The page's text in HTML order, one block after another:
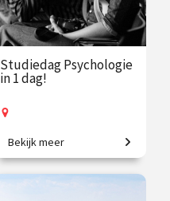
Studiedag Psychologie
in 1 dag!
Voor nieuwsgierige denkers.
Bekijk meer